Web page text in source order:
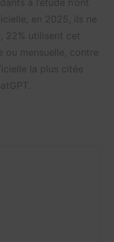
à l’étude n’ont
en 2025, ils ne
22% utilisent cet
ou mensuelle, contre
la plus citée